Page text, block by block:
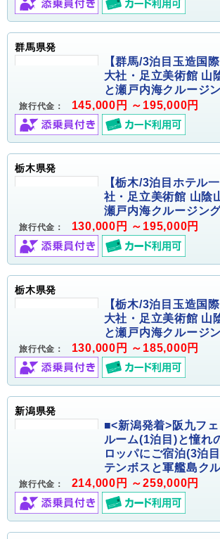
群馬県発
【群馬/3泊目玉造国
大社・足立美術館 山
と瀬戸内海クルージ
旅行代金： 145,000円 ～195,000円
栃木県発
【栃木/3泊目ホテル
社・足立美術館 山陰
瀬戸内海クルージン
旅行代金： 130,000円 ～195,000円
栃木県発
【栃木/3泊目玉造国
大社・足立美術館 山
と瀬戸内海クルージ
旅行代金： 130,000円 ～185,000円
新潟県発
■<新潟発着>阪九フ
ルーム(1泊目)と憧れ
ロッパにご宿泊(3泊
テンボスと軍艦島ク
旅行代金： 214,000円 ～259,000円